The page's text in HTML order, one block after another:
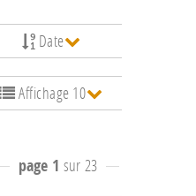
Date
Affichage 10
page 1 sur 23